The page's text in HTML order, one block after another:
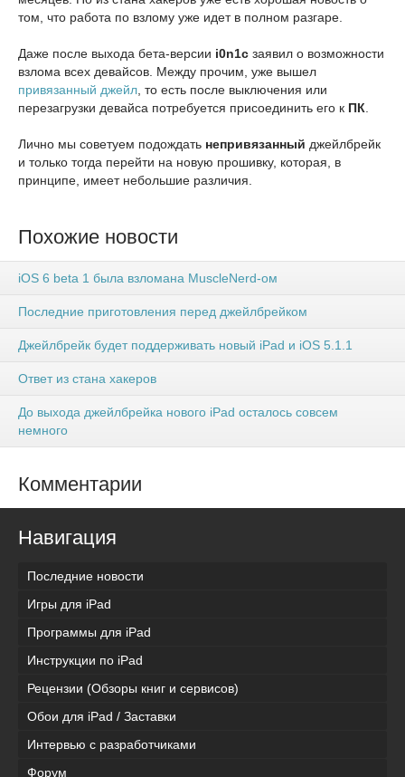
том, что работа по взлому уже идет в полном разгаре.
Даже после выхода бета-версии i0n1c заявил о возможности
взлома всех девайсов. Между прочим, уже вышел
привязанный джейл , то есть после выключения или
перезагрузки девайса потребуется присоединить его к ПК
Лично мы советуем подождать непривязанный джейлбрейк
и только тогда перейти на новую прошивку, которая, в
принципе, имеет небольшие различия.
Похожие новости
iOS 6 beta 1 была взломана MuscleNerd-ом
Последние приготовления перед джейлбрейком
Джейлбрейк будет поддерживать новый iPad и iOS 5.1.1
Ответ из стана хакеров
До выхода джейлбрейка нового iPad осталось совсем
немного
Комментарии
Навигация
Последние новости
Игры для iPad
Программы для iPad
Инструкции по iPad
Рецензии (Обзоры книг и сервисов)
Обои для iPad / Заставки
Интервью с разработчиками
Форум